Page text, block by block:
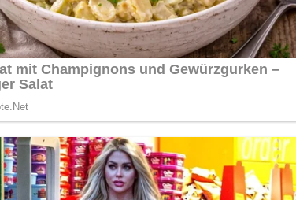
Teste dein Wissen jetzt!